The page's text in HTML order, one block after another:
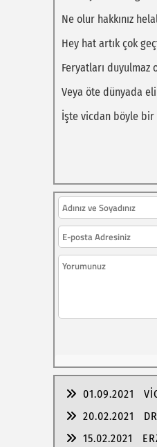
Ne olur hakkınız
Hey hat artık çok
Feryatları duyulmaz
Veya öte dünyada
İşte vicdan böyle bir
01.09.2021
20.02.2021
15.02.2021